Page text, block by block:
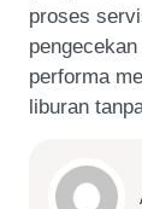
proses
performa
liburan